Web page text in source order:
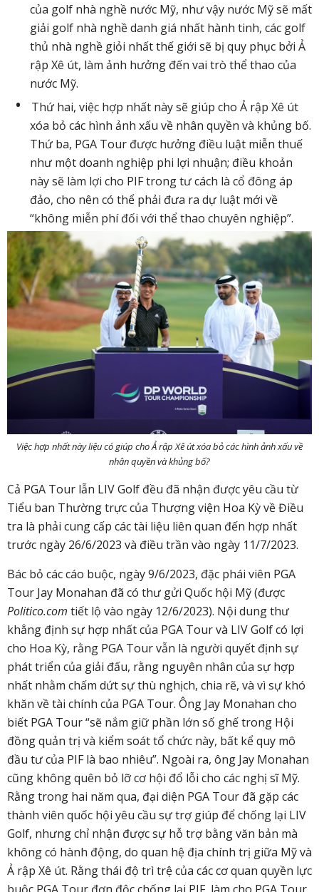
của golf nhà nghề nước Mỹ, như vậy nước Mỹ sẽ mất
giải golf nhà nghề danh giá nhất hành tinh, các golf
thủ nhà nghề giỏi nhất thế giới sẽ bị quy phục bởi Ả
rập Xê út, làm ảnh hưởng đến vai trò thể thao của
nước Mỹ.
Thứ hai, việc hợp nhất này sẽ giúp cho Ả rập Xê út
xóa bỏ các hình ảnh xấu về nhân quyền và khủng bố.
Thứ ba, PGA Tour được hưởng điều luật miễn thuế
như một doanh nghiệp phi lợi nhuận; điều khoản
này sẽ làm lợi cho PIF trong tư cách là cổ đông áp
đảo, cho nên có thể phải đưa ra dự luật mới về
“không miễn phí đối với thể thao chuyên nghiệp”.
Việc hợp nhất này liệu có giúp cho Ả rập Xê út xóa bỏ các hình ảnh xấu về
nhân quyền và khủng bố?
Cả PGA Tour lẫn LIV Golf đều đã nhận được yêu cầu từ
Tiểu ban Thường trực của Thượng viện Hoa Kỳ về Điều
tra là phải cung cấp các tài liệu liên quan đến hợp nhất
trước ngày 26/6/2023 và điều trần vào ngày 11/7/2023.
Bác bỏ các cáo buộc, ngày 9/6/2023, đặc phái viên PGA
Tour Jay Monahan đã có thư gửi Quốc hội Mỹ (được
Politico.com tiết lộ vào ngày 12/6/2023). Nội dung thư
khẳng định sự hợp nhất của PGA Tour và LIV Golf có lợi
cho Hoa Kỳ, rằng PGA Tour vẫn là người quyết định sự
phát triển của giải đấu, rằng nguyên nhân của sự hợp
nhất nhằm chấm dứt sự thù nghịch, chia rẽ, và vì sự khó
khăn về tài chính của PGA Tour. Ông Jay Monahan cho
biết PGA Tour “sẽ nắm giữ phần lớn số ghế trong Hội
đồng quản trị và kiểm soát tổ chức này, bất kể quy mô
đầu tư của PIF là bao nhiêu”. Ngoài ra, ông Jay Monahan
cũng không quên bỏ lỡ cơ hội đổ lỗi cho các nghị sĩ Mỹ.
Rằng trong hai năm qua, đại diện PGA Tour đã gặp các
thành viên quốc hội yêu cầu sự trợ giúp để chống lại LIV
Golf, nhưng chỉ nhận được sự hỗ trợ bằng văn bản mà
không có hành động, do quan hệ địa chính trị giữa Mỹ và
Ả rập Xê út. Rằng thái độ trì trệ của các cơ quan quyền lực